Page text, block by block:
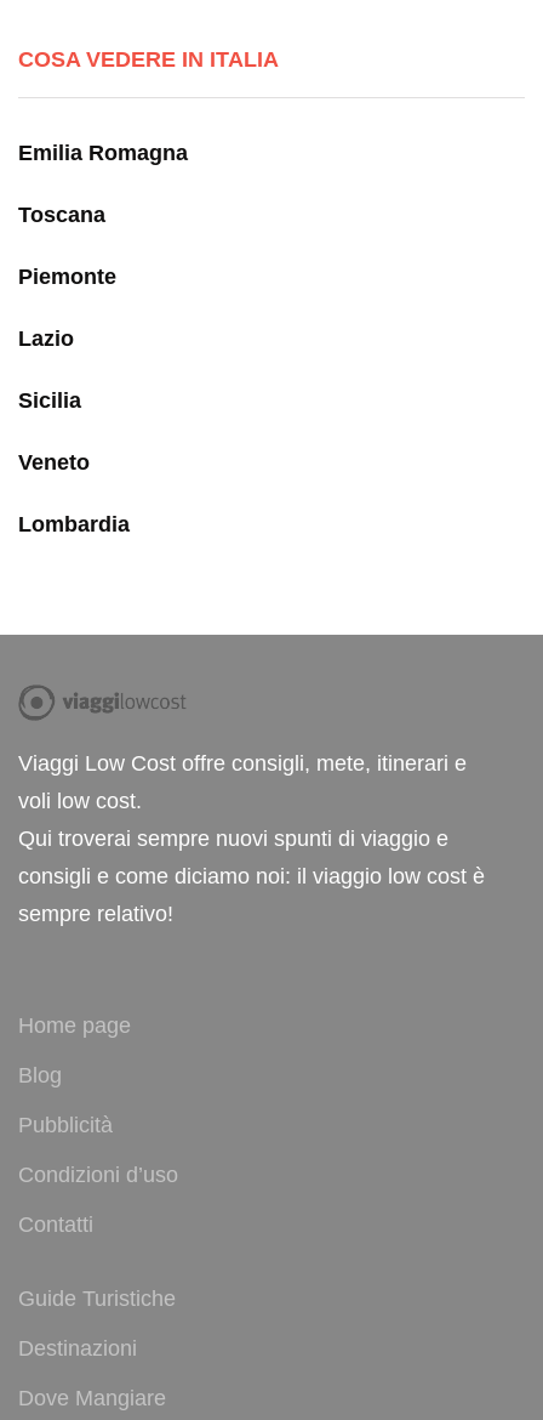
COSA VEDERE IN ITALIA
Emilia Romagna
Toscana
Piemonte
Lazio
Sicilia
Veneto
Lombardia
Viaggi Low Cost offre consigli, mete, itinerari e
voli low cost.
Qui troverai sempre nuovi spunti di viaggio e
consigli e come diciamo noi: il viaggio low cost è
sempre relativo!
Home page
Blog
Pubblicità
Condizioni d’uso
Contatti
Guide Turistiche
Destinazioni
Dove Mangiare